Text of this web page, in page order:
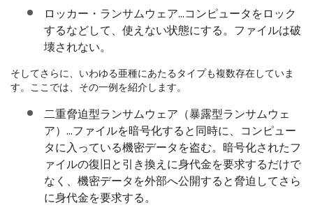
ロッカー・ランサムウェア…コンピュータをロック
するなどして、使えない状態にする。ファイルは破
壊されない。
そしてさらに、いわゆる亜種にあたるタイプも複数存在していま
す。ここでは、その一例を紹介します。
二重脅迫型ランサムウェア（暴露型ランサムウェ
ア）…ファイルを暗号化すると同時に、コンピュー
タに入っている機密データを盗む。暗号化されたフ
ァイルの復旧と引き換えに身代金を要求するだけで
なく、機密データを外部へ公開すると脅迫してさら
に身代金を要求する。